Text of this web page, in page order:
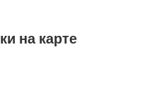
на карте